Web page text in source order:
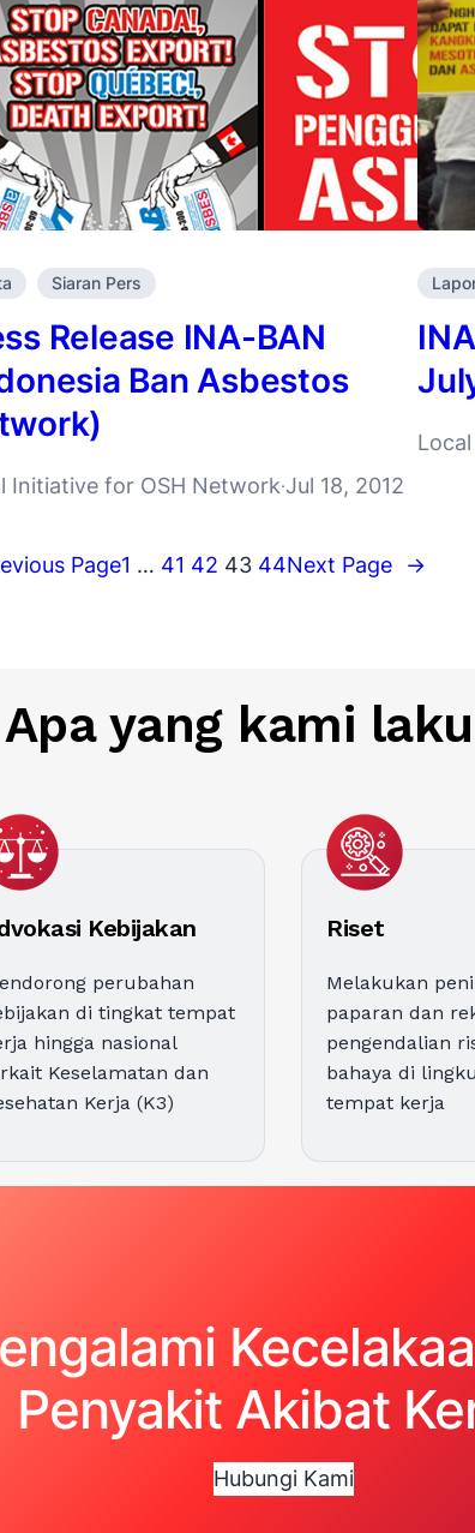
Siaran Pers
Release INA-BAN
Ban Asbestos
Initiative for OSH Network·Jul 18, 2012
Page1 … 41 42 43 44Next Page →
Apa yang kami
Kebijakan
perubahan
di tingkat tempat
hingga nasional
Keselamatan dan
Kerja (K3)
Riset
Melakukan
paparan dan
pengendalian
bahaya di
tempat kerja
Penyakit Akibat
Hubungi Kami